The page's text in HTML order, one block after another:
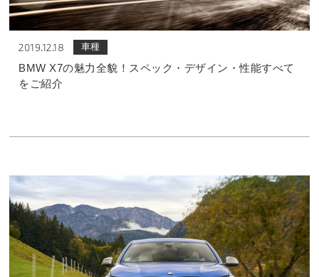
2019.12.18 車種
BMW X7の魅力全貌！スペック・デザイン・性能すべて
をご紹介